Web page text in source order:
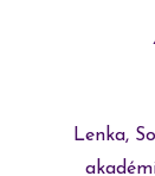
Lenka,